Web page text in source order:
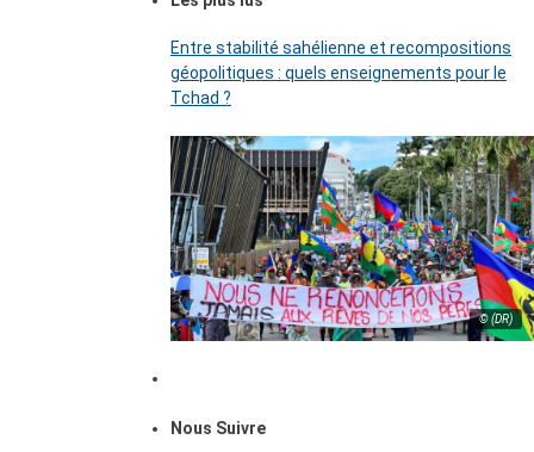
Entre stabilité sahélienne et recompositions
géopolitiques : quels enseignements pour le
Tchad ?
© (DR)
Nous Suivre